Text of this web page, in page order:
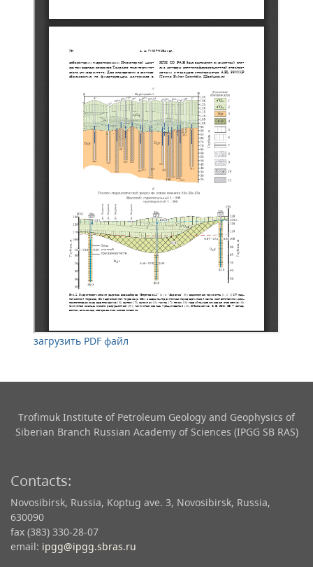
загрузить PDF файл
Trofimuk Institute of Petroleum Geology and Geophysics​ of
Siberian Branch Russian Academy of Sciences (IPGG SB RAS)
Contacts:
Novosibirsk, Russia, Koptug ave. 3, Novosibirsk, Russia,
630090
fax (383) 330-28-07
email: ipgg@ipgg.sbras.ru